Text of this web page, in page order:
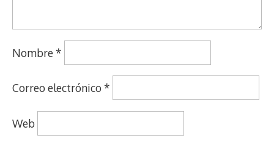
Nombre*
Correo electrónico *
Web